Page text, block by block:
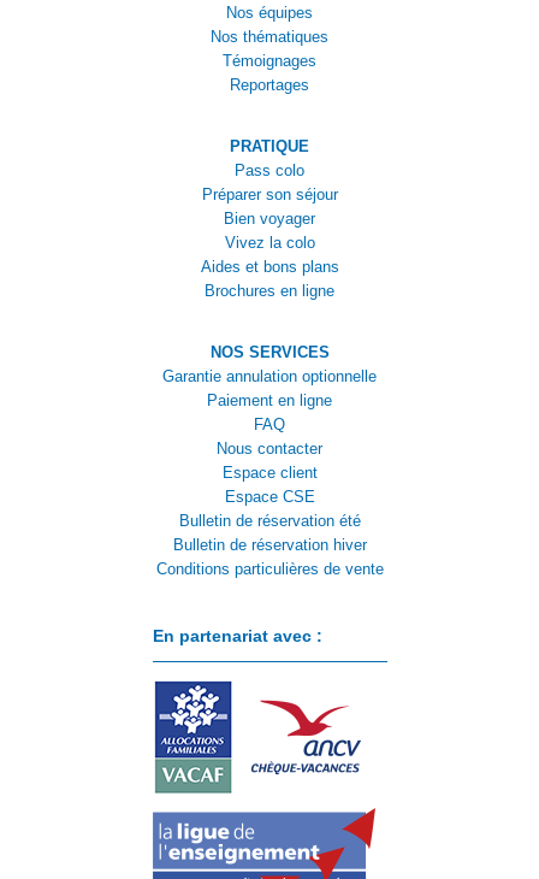
Nos équipes
Nos thématiques
Témoignages
Reportages
PRATIQUE
Pass colo
Préparer son séjour
Bien voyager
Vivez la colo
Aides et bons plans
Brochures en ligne
NOS SERVICES
Garantie annulation optionnelle
Paiement en ligne
FAQ
Nous contacter
Espace client
Espace CSE
Bulletin de réservation été
Bulletin de réservation hiver
Conditions particulières de vente
En partenariat avec :